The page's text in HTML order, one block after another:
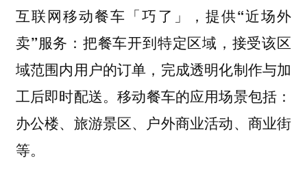
互联网移动餐车「巧了」， 提供“近场外
卖”服务：把餐车开到特定区域，接受该区
域范围内用户的订单，完成透明化制作与加
工后即时配送。移动餐车的应用场景包括：
办公楼、旅游景区、户外商业活动、商业街
等。